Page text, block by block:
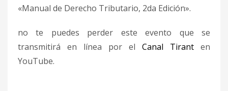
«Manual de Derecho Tributario, 2da Edición».
no te puedes perder este evento que se
transmitirá en línea por el Canal Tirant en
YouTube.